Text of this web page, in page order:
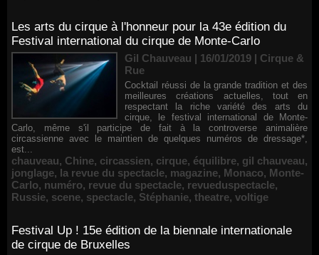
Les arts du cirque à l'honneur pour la 43e édition du
Festival international du cirque de Monte-Carlo
Gil Chauveau | 16/01/2019 | Cirque &
Rue
Cocktail réussi de la grande tradition et des
meilleures créations actuelles, tout en
respectant la riche variété des arts du
cirque, le festival international de Monte-
Carlo, même s'il participe de fait à la controverse animalière
circassienne avec le maintien de quelques numéros de dressage*,
est...
chauveau, Chine, circassien, cirque, équilibre, gil chauveau,
jonglage, la revue du spectacle, magazine, Monaco, Monte-
Carlo, numéro, revue du spectacle, revueduspectacle,
Russie, scene, spectacle, Stéphanie, theatre, voltige
Festival Up ! 15e édition de la biennale internationale
de cirque de Bruxelles